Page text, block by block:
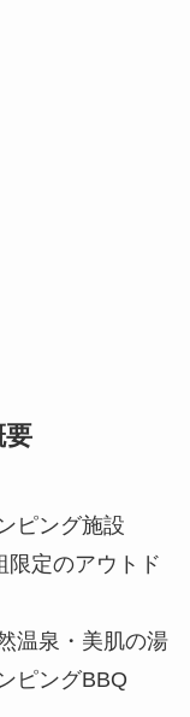
ピング施設
定のアウトド
温泉・美肌の湯
ピングBBQ